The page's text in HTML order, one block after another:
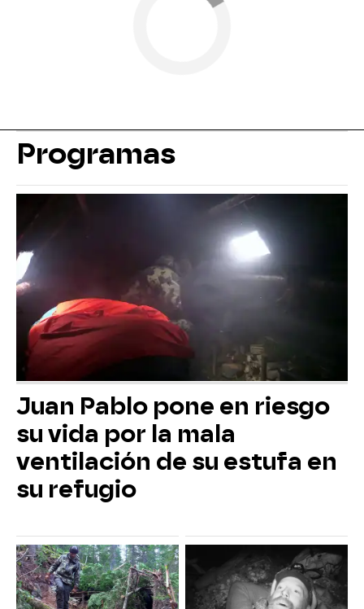
Programas
Juan Pablo pone en riesgo
su vida por la mala
ventilación de su estufa en
su refugio